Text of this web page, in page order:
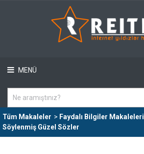
MENÜ
Tüm Makaleler > Faydalı Bilgiler Makaleleri
Söylenmiş Güzel Sözler